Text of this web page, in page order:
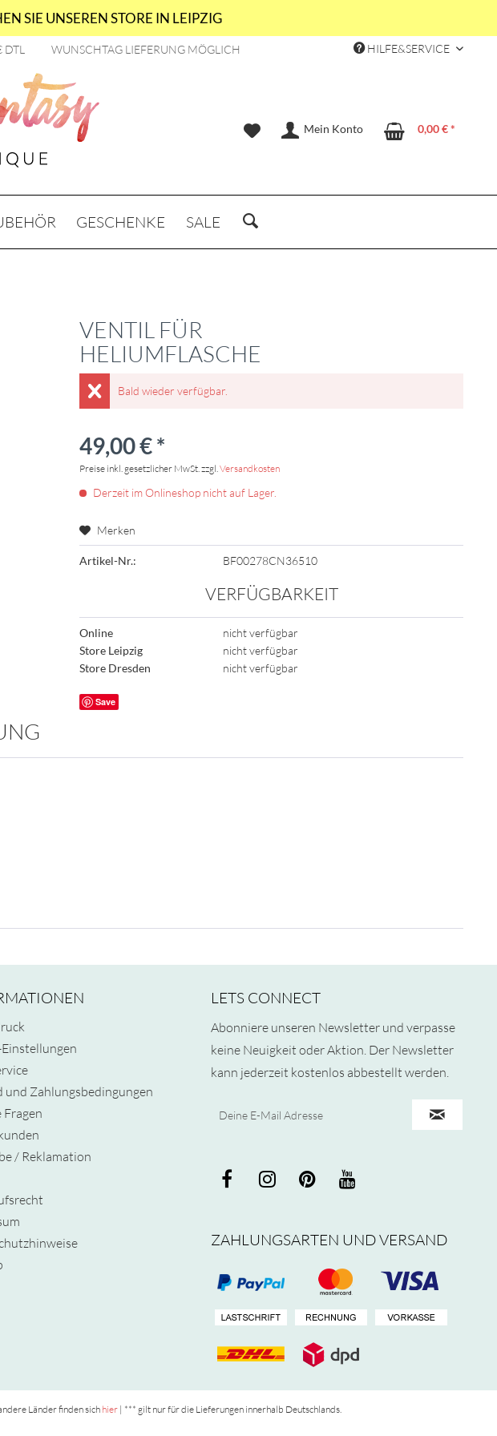
SIE UNSEREN STORE IN LEIPZIG
WUNSCHTAG LIEFERUNG MÖGLICH HILFE&SERVICE
Mein Konto 0,00 € *
GESCHENKE SALE
VENTIL FÜR
HELIUMFLASCHE
Bald wieder verfügbar.
49,00 € *
Preise inkl. gesetzlicher MwSt. zzgl.Versandkosten
Derzeit im Onlineshop nicht auf Lager.
Merken
Artikel-Nr.: BF00278CN36510
VERFÜGBARKEIT
Online
nicht verfügbar
Store Leipzig
nicht verfügbar
Store Dresden
nicht verfügbar
Save
und Zahlungsbedingungen
Fragen
/ Reklamation
LETS CONNECT
Abonniere unseren Newsletter und verpasse
keine Neuigkeit oder Aktion. Der Newsletter
kann jederzeit kostenlos abbestellt werden.
ZAHLUNGSARTEN UND VERSAND
Länder finden sich hier| *** gilt nur für die Lieferungen innerhalb Deutschlands.